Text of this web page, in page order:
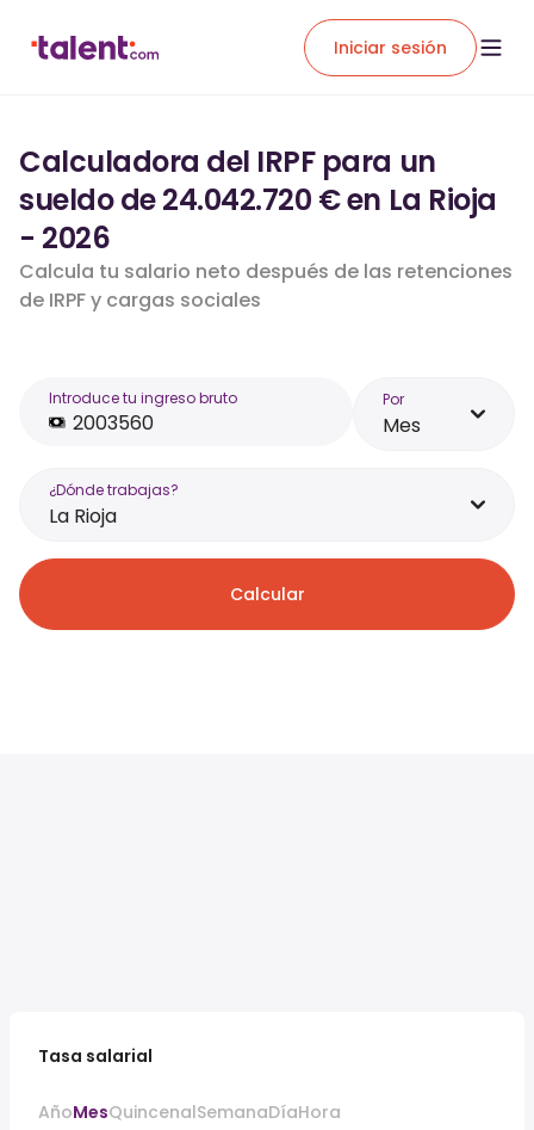
Iniciar sesión
Calculadora del IRPF para un
sueldo de 24.042.720 € en La Rioja
- 2026
Calcula tu salario neto después de las retenciones
de IRPF y cargas sociales
Introduce tu ingreso bruto Por
Mes
¿Dónde trabajas?
La Rioja
Calcular
Tasa salarial
AñoMesQuincenalSemanaDíaHora